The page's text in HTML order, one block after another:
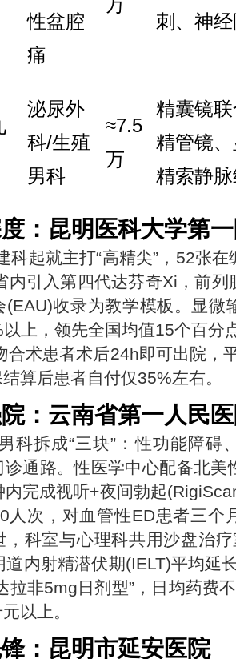
性盆腔
痛
万
刺、神
泌尿外
科/生殖
男科
≈7.5
万
精囊镜
精管镜
精索静
：昆明医科大学第
科起就主打“高精尖”，52张
内引入第四代达芬奇Xi，前列
(EAU)收录为教学模板。显微
上，领先全国均值15个百分
合术患者术后24h即可出院，
算后患者自付仅35%左右。
：云南省第一人民
科拆成“三块”：性功能障碍
通路。性医学中心配备北美
完成视听+夜间勃起
人次，对血管性ED患者三个
，科室与心理科共用沙盘治
道内射精潜伏期(IELT)平均延
拉非5mg日剂型”，日均药费
以上。
：昆明市延安医院